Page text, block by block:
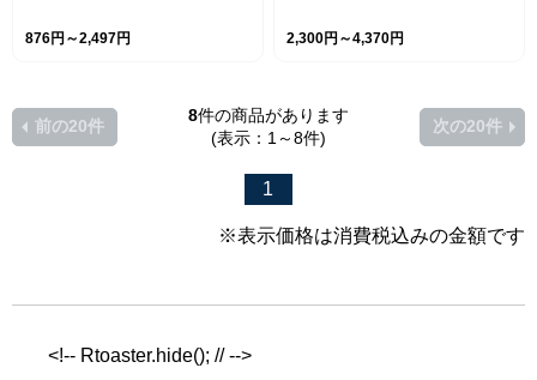
876円～2,497円 2,300円～4,370円
8件の商品があります
(表示：1～8件)
前の20件
1
次の20件
※表示価格は消費税込みの金額です